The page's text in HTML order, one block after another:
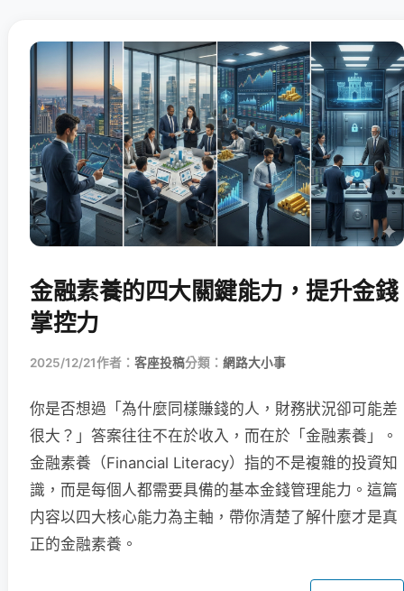
金融素養的四大關鍵能力，提升金錢
掌控力
2025/12/21作者： 客座投稿分類： 網路大小事
你是否想過「為什麼同樣賺錢的人，財務狀況卻可能差
很大？」答案往往不在於收入，而在於「金融素養」。
金融素養（Financial Literacy）指的不是複雜的投資知
識，而是每個人都需要具備的基本金錢管理能力。這篇
内容以四大核心能力為主軸，帶你清楚了解什麼才是真
正的金融素養。